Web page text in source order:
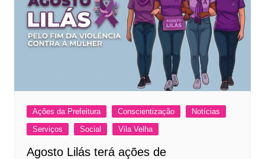
Ações da Prefeitura Conscientização
Notícias
Serviços
Social Vila Velha
Agosto Lilás terá ações de